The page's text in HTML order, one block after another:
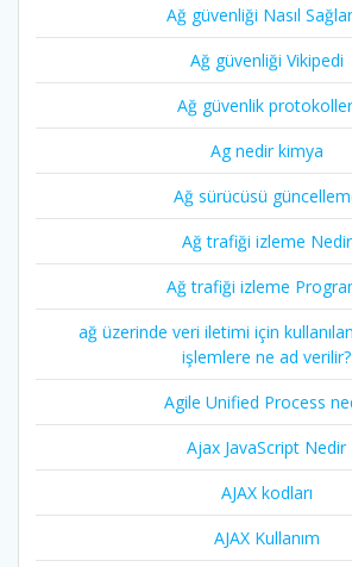
Ağ güvenliği Nasıl
Ağ güvenliği Vikipedi
Ağ güvenlik
Ag nedir kimya
Ağ sürücüsü
Ağ trafiği izleme Nedir
Ağ trafiği izleme
ağ üzerinde veri iletimi için
işlemlere ne ad verilir?
Agile Unified Process
Ajax JavaScript Nedir
AJAX kodları
AJAX Kullanım